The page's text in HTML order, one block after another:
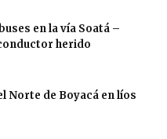
en la vía Soatá –
herido
Norte de Boyacá en líos